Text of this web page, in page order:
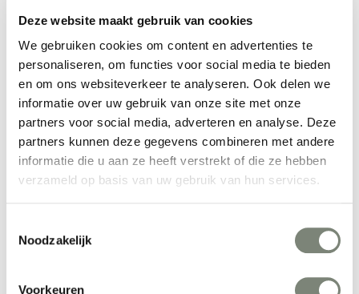
Deze website maakt gebruik van cookies
We gebruiken cookies om content en advertenties te
personaliseren, om functies voor social media te bieden
en om ons websiteverkeer te analyseren. Ook delen we
informatie over uw gebruik van onze site met onze
partners voor social media, adverteren en analyse. Deze
partners kunnen deze gegevens combineren met andere
informatie die u aan ze heeft verstrekt of die ze hebben
verzameld op basis van uw gebruik van hun services.
Noodzakelijk
Voorkeuren
Vanaf €€€
BuzziSpace BuzziBell akoestische hanglamp